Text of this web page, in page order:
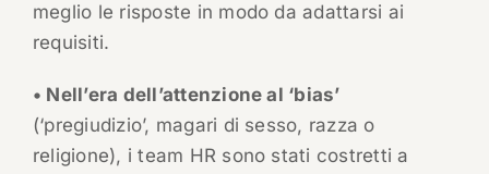
meglio le risposte in modo da adattarsi ai
requisiti.
• Nell’era dell’attenzione al ‘bias’
(‘pregiudizio’, magari di sesso, razza o
religione), i team HR sono stati costretti a